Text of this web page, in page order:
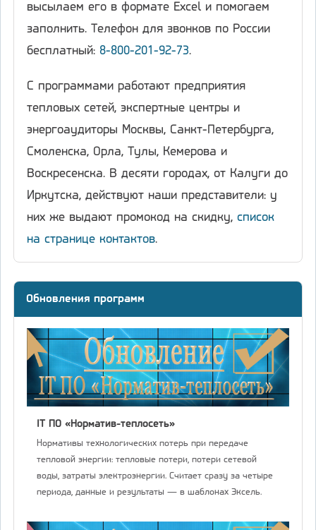
высылаем его в формате Excel и помогаем
заполнить. Телефон для звонков по России
бесплатный: 8-800-201-92-73.
С программами работают предприятия
тепловых сетей, экспертные центры и
энергоаудиторы Москвы, Санкт-Петербурга,
Смоленска, Орла, Тулы, Кемерова и
Воскресенска. В десяти городах, от Калуги до
Иркутска, действуют наши представители: у
них же выдают промокод на скидку, список
на странице контактов.
Обновления программ
IT ПО «Норматив-теплосеть»
Нормативы технологических потерь при передаче
тепловой энергии: тепловые потери, потери сетевой
воды, затраты электроэнергии. Считает сразу за четыре
периода, данные и результаты — в шаблонах Эксель.